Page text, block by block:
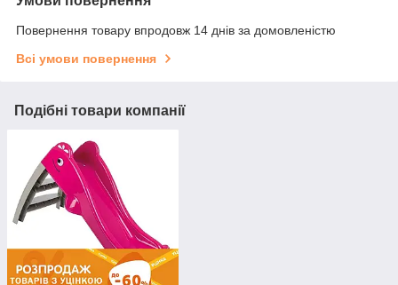
Повернення товару впродовж 14 днів за домовленістю
Всі умови повернення
Подібні товари компанії